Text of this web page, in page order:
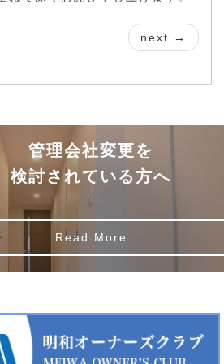
next →
管理会社変更を
検討されている方へ
Read More